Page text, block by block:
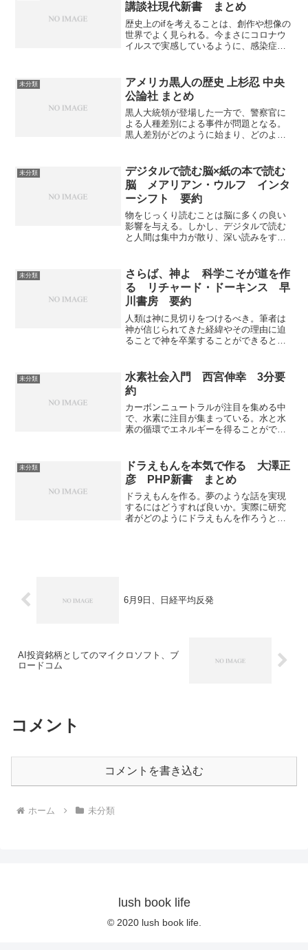
講談社現代新書 まとめ
歴史上のifを考えることは、創作や想像の
世界でよく見られる。今まさにコロナウ
イルスで実感しているように、感染症が
の影響について書いた本。
未分類
アメリカ黒人の歴史 上杉忍 中央
公論社 まとめ
黒人大統領が登場した一方で、警察官に
よる人種差別による事件が問題となる。
黒人差別がどのように始まり、どのよう
未分類
デジタルで読む脳×紙の本で読む
脳 メアリアン・ウルフ インタ
ーシフト 要約
物をじっくり読むことは脳に多くの良い
影響を与える。しかし、デジタルで読む
と人間は集中力が散り、深い読みをする
も、本書でデジタルとアナログの違いを
知ることができる。
未分類
さらば、神よ 科学こそが道を作
る リチャード・ドーキンス 早
川書房 要約
人類は神に見切りをつけるべき。筆者は
神が信じられてきた経緯やその理由に迫
ることで神を卒業することができると考
いて書かれている。
未分類
水素社会入門 西宮伸幸 3分要
約
カーボンニュートラルが注目を集める中
で、水素に注目が集まっている。水と水
素の循環でエネルギーを得ることができ
る。
未分類
ドラえもんを本気で作る 大澤正
彦 PHP新書 まとめ
ドラえもんを作る。夢のような話を実現
するにはどうすれば良いか。実際に研究
者がどのようにドラえもんを作ろうとし
6月9日、日経平均反発
AI投資銘柄としてのマイクロソフト、ブ
ロードコム
コメント
コメントを書き込む
ホーム 未分類
lush book life
© 2020 lush book life.